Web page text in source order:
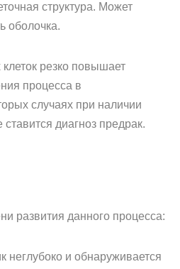
структура. Может
оболочка.
резко повышает
процесса в
случаях при наличии
диагноз предрак.
развития данного процесса:
неглубоко и обнаруживается